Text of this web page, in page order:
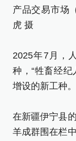
产品交易市场
虎 摄
2025年7月，
种，“牲畜经纪
增设的新工种。
在新疆伊宁县
羊成群围在栏